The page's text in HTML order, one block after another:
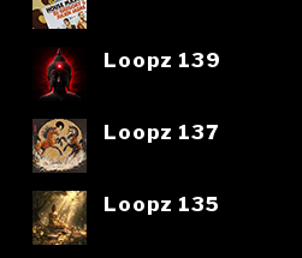
Loopz 139
Loopz 137
Loopz 135